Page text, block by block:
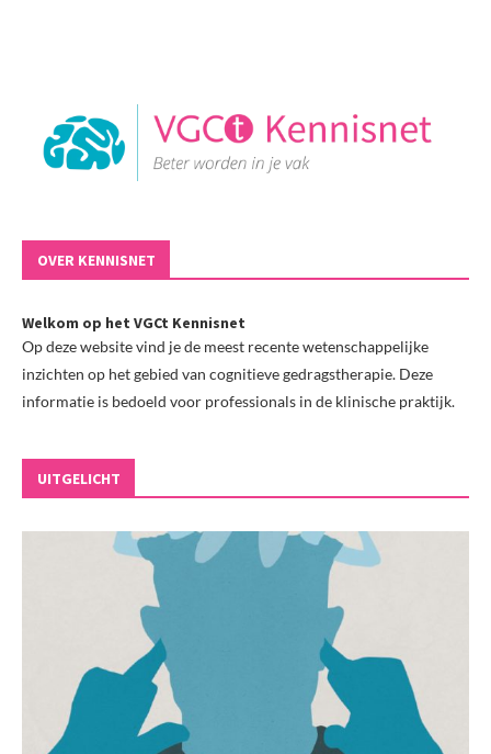
OVER KENNISNET
Welkom op het VGCt Kennisnet
Op deze website vind je de meest recente wetenschappelijke
inzichten op het gebied van cognitieve gedragstherapie. Deze
informatie is bedoeld voor professionals in de klinische praktijk.
UITGELICHT